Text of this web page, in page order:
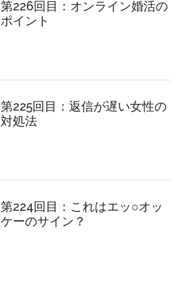
第226回目：オンライン婚活の
ポイント
第225回目：返信が遅い女性の
対処法
第224回目：これはエッ○オッ
ケーのサイン？